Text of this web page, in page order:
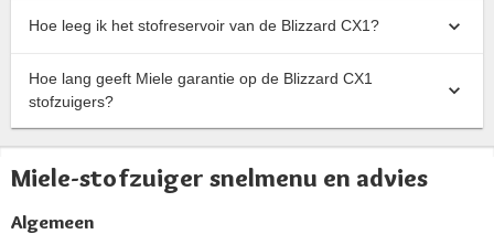
Hoe leeg ik het stofreservoir van de Blizzard CX1?
Hoe lang geeft Miele garantie op de Blizzard CX1
stofzuigers?
Miele-stofzuiger snelmenu en advies
Algemeen